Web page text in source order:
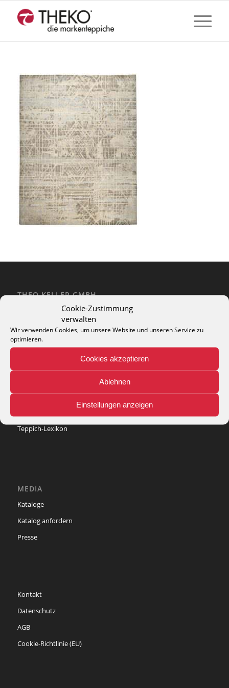
Cookie-Zustimmung
verwalten
Wir verwenden Cookies, um unsere Website und unseren Service zu
optimieren.
Cookies akzeptieren
Ablehnen
Einstellungen anzeigen
THEO KELLER GMBH
Lohackerstr. 30
44867 Bochum
phone: + 49 (2327) 3083 - 20
e-mail:info@theko-collection.com
INFO
Teppich-Lexikon
MEDIA
Kataloge
Katalog anfordern
Presse
Kontakt
Datenschutz
AGB
Cookie-Richtlinie (EU)